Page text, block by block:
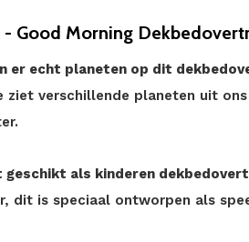
- Good Morning
er echt planeten op dit
ziet verschillende planeten uit
geschikt als kinderen
dit is speciaal ontworpen als